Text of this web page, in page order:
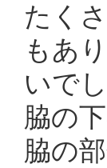
たく
もあ
いで
脇の
脇の